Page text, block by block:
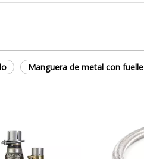
Manguera de metal con fuelle